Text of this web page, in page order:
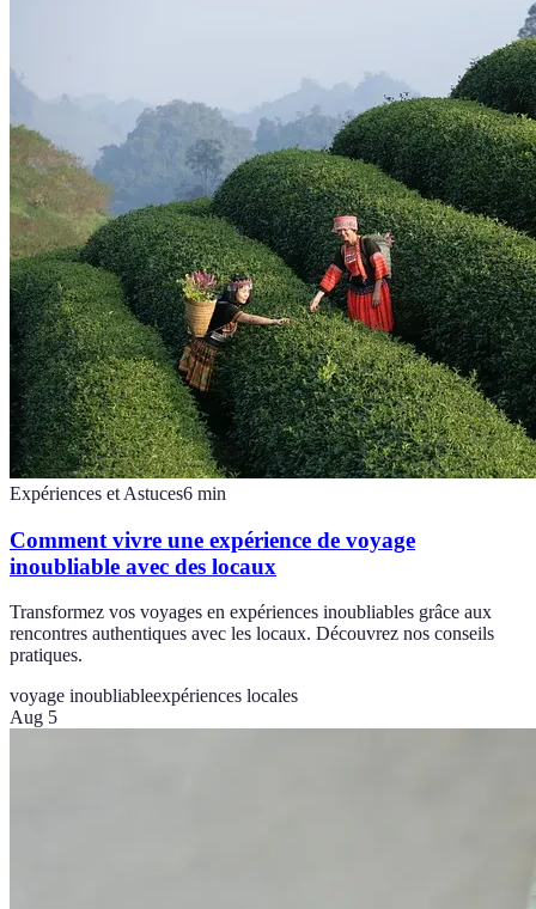
Expériences et Astuces6 min
Comment vivre une expérience de voyage
inoubliable avec des locaux
Transformez vos voyages en expériences inoubliables grâce aux
rencontres authentiques avec les locaux. Découvrez nos conseils
pratiques.
voyage inoubliableexpériences locales
Aug 5